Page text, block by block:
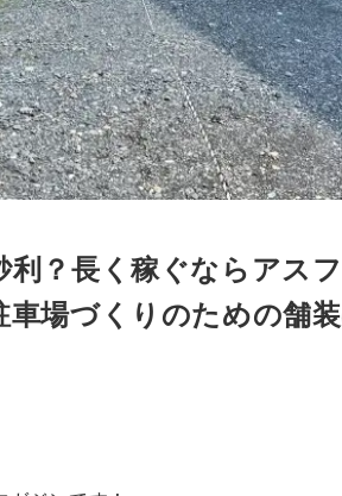
利？長く稼ぐならアス
車場づくりのための舗